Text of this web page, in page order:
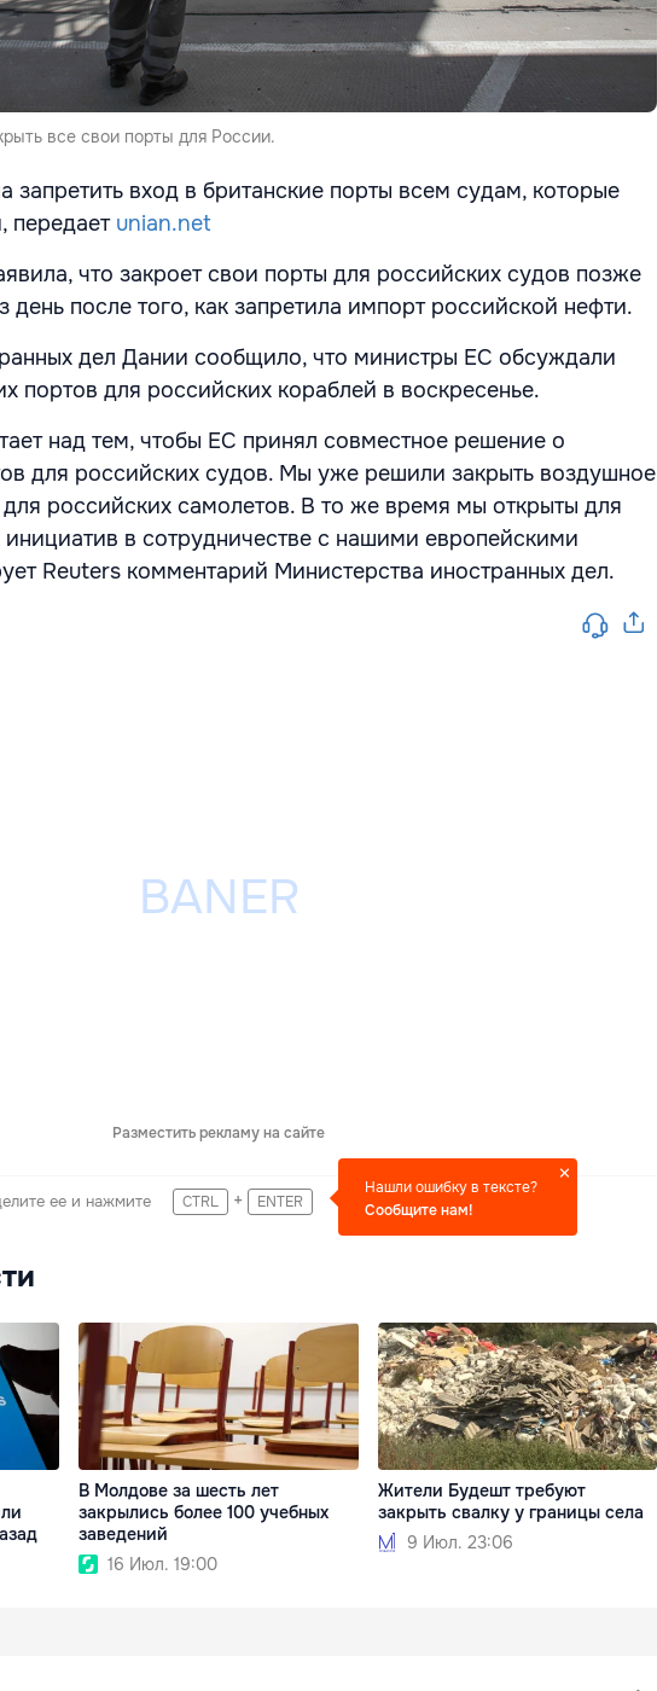
все свои порты для России.
запретить вход в британские порты всем судам, которые
передает unian.net
что закроет свои порты для российских судов позже
день после того, как запретила импорт российской нефти.
дел Дании сообщило, что министры ЕС обсуждали
портов для российских кораблей в воскресенье.
над тем, чтобы ЕС принял совместное решение о
для российских судов. Мы уже решили закрыть воздушное
российских самолетов. В то же время мы открыты для
в сотрудничестве с нашими европейскими
Reuters комментарий Министерства иностранных дел.
Разместить рекламу на сайте
ее и нажмите CTRL + ENTER
Нашли ошибку в тексте?
Сообщите нам!
В Молдове за шесть лет
закрылись более 100 учебных
заведений
16 Июл. 19:00
Жители Будешт требуют
закрыть свалку у границы села
9 Июл. 23:06